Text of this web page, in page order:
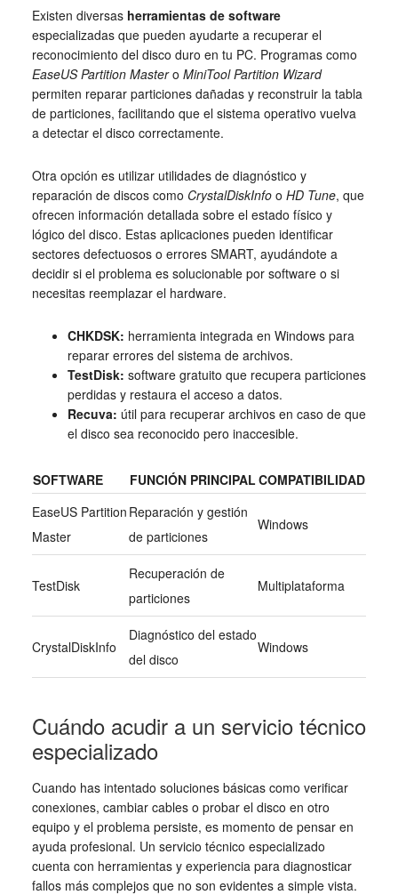
Existen diversas herramientas de software
especializadas que pueden ayudarte a recuperar el
reconocimiento del disco duro en tu PC. Programas como
EaseUS Partition Mastero MiniTool Partition Wizard
permiten reparar particiones dañadas y reconstruir la tabla
de particiones, facilitando que el sistema operativo vuelva
a detectar el disco correctamente.
Otra opción es utilizar utilidades de diagnóstico y
reparación de discos como CrystalDiskInfoo HD Tune, que
ofrecen información detallada sobre el estado físico y
lógico del disco. Estas aplicaciones pueden identificar
sectores defectuosos o errores SMART, ayudándote a
decidir si el problema es solucionable por software o si
necesitas reemplazar el hardware.
CHKDSK: herramienta integrada en Windows para
reparar errores del sistema de archivos.
TestDisk: software gratuito que recupera particiones
perdidas y restaura el acceso a datos.
Recuva: útil para recuperar archivos en caso de que
el disco sea reconocido pero inaccesible.
SOFTWARE FUNCIÓN PRINCIPAL COMPATIBILIDAD
EaseUS Partition
Master
Reparación y gestión
de particiones
Windows
TestDisk
Recuperación de
particiones
Multiplataforma
CrystalDiskInfo
Diagnóstico del estado
del disco
Windows
Cuándo acudir a un servicio técnico
especializado
Cuando has intentado soluciones básicas como verificar
conexiones, cambiar cables o probar el disco en otro
equipo y el problema persiste, es momento de pensar en
ayuda profesional. Un servicio técnico especializado
cuenta con herramientas y experiencia para diagnosticar
fallos más complejos que no son evidentes a simple vista.